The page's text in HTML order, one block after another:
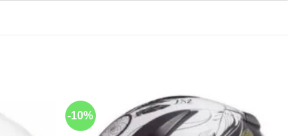
-10%